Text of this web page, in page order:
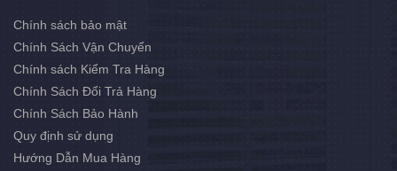
Chính sách bảo mật
Chính Sách Vận Chuyển
Chính sách Kiểm Tra Hàng
Chính Sách Đổi Trả Hàng
Chính Sách Bảo Hành
Quy định sử dụng
Hướng Dẫn Mua Hàng